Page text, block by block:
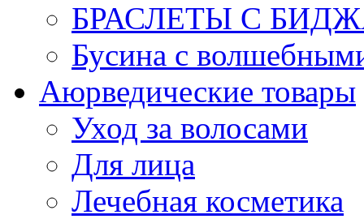
БРАСЛЕТЫ С
Бусина с
Аюрведические товары
Уход за волосами
Для лица
Лечебная косметика